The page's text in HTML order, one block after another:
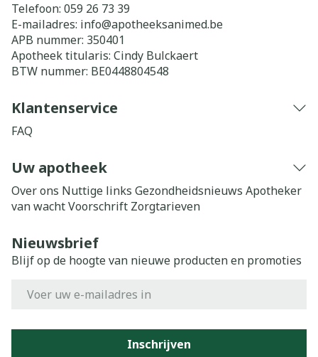
Telefoon: 059 26 73 39
E-mailadres: info@apotheeksanimed.be
APB nummer: 350401
Apotheek titularis: Cindy Bulckaert
BTW nummer: BE0448804548
Klantenservice
FAQ
Uw apotheek
Over ons Nuttige links Gezondheidsnieuws Apotheker
van wachtVoorschrift Zorgtarieven
Nieuwsbrief
Blijf op de hoogte van nieuwe producten en promoties
Inschrijven